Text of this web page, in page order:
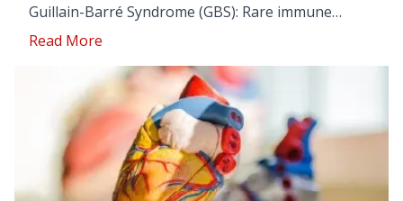
Guillain-Barré Syndrome (GBS): Rare immune
attack on nerves causing tingling, leg weakness,
Spot early symptoms, diagnosis (nerve tests, spinal
tap), treatments (IVIG, plasma exchange), recovery
tips. Act fast—early care prevents complications
and aids full recovery.
Read More